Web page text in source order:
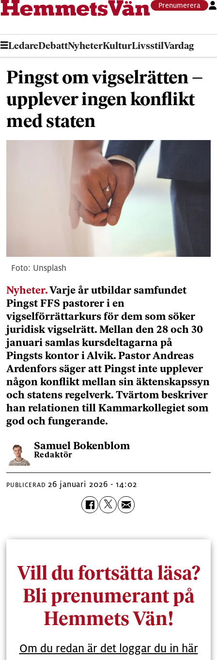
Prenumerera
LedareDebattNyheterKulturLivsstilVardag
Pingst om vigselrätten –
upplever ingen konflikt
med staten
Unsplash
Nyheter. Varje år utbildar samfundet
Pingst FFS pastorer i en
vigselförrättarkurs för dem som söker
juridisk vigselrätt. Mellan den 28 och 30
januari samlas kursdeltagarna på
Pingsts kontor i Alvik. Pastor Andreas
Ardenfors säger att Pingst inte upplever
någon konflikt mellan sin äktenskapssyn
och statens regelverk. Tvärtom beskriver
han relationen till Kammarkollegiet som
god och fungerande.
Samuel Bokenblom
Redaktör
PUBLICERAD 26 januari 2026 - 14:02
Vill du fortsätta läsa?
Bli prenumerant på
Hemmets Vän!
Om du redan är det loggar du in här